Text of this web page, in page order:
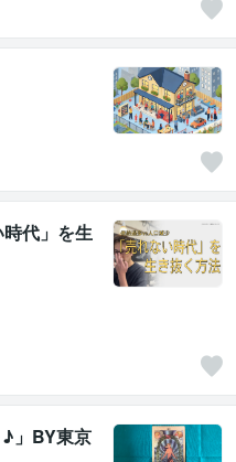
代」を生
♪」BY東京